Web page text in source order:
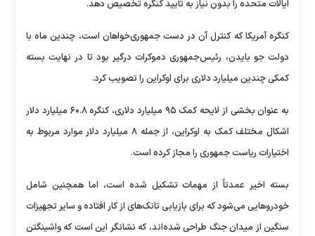
ایالات متحده را بدون نیاز به تأیید کنگره تخصیص دهد.
کنگره آمریکا که کنترل آن در دست جمهوری‌خواهان است، چندین ماه با
دولت جو بایدن، رئیس‌جمهوری دموکرات درگیر بود تا در نهایت بسته
کمکی چندین میلیارد دلاری برای اوکراین را تصویب کرد.
به عنوان بخشی از لایحه کمک ۹۵ میلیارد دلاری، کنگره ۶۰.۸ میلیارد دلار
اشکال مختلف کمک به اوکراین، از جمله ۸ میلیارد دلار موارد مربوط به
اختیارات ریاست جمهوری را مجاز کرده است.
بسته اخیر عمدتاً از مهمات تشکیل شده است، اما همچنین شامل
خودرو‌هایی می‌شود که برای بازیابی تانک‌های از کار افتاده و سایر تجهیزات
سنگین از میدان جنگ طراحی شده‌اند، که نشانگر این است که واشینگتن